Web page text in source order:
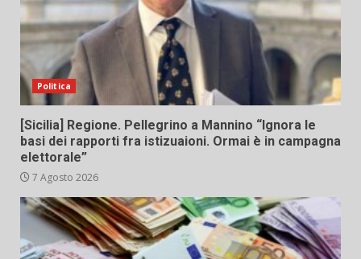
Politica
[Sicilia] Regione. Pellegrino a Mannino “Ignora le
basi dei rapporti fra istizuaioni. Ormai è in campagna
elettorale”
7 Agosto 2026